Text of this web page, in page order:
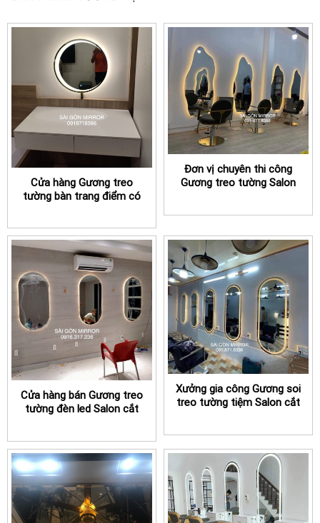
Cửa hàng Gương treo
tường bàn trang điểm có
Đơn vị chuyên thi công
Gương treo tường Salon
Cửa hàng bán Gương treo
tường đèn led Salon cắt
Xưởng gia công Gương soi
treo tường tiệm Salon cắt